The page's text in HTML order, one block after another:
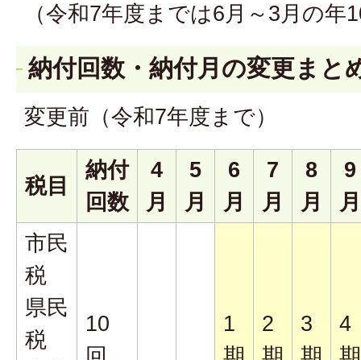
（令和7年度までは6月～3月の年
納付回数・納付月の変更まと
変更前（令和7年度まで）
税目
納付
回数
4
月
5
月
6
月
7
月
8
月
9
月
市民
税
県民
税
10
1
2
3
4